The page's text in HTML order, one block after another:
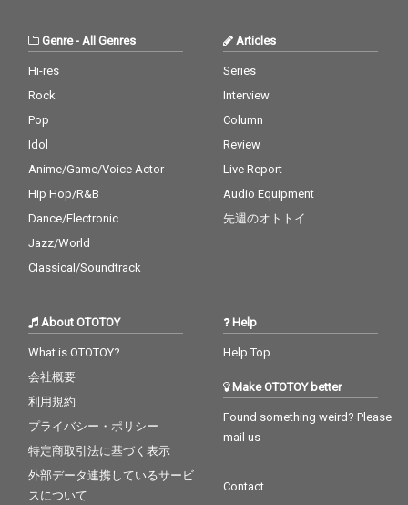
Genre- All Genres
Hi-res
Rock
Pop
Idol
Anime/Game/Voice Actor
Hip Hop/R&B
Dance/Electronic
Jazz/World
Classical/Soundtrack
Articles
Series
Interview
Column
Review
Live Report
Audio Equipment
先週のオトトイ
About OTOTOY
What is OTOTOY?
会社概要
利用規約
プライバシー・ポリシー
特定商取引法に基づく表示
外部データ連携しているサービ
スについて
Help
Help Top
Make OTOTOY better
Found something weird? Please
mail us
Contact